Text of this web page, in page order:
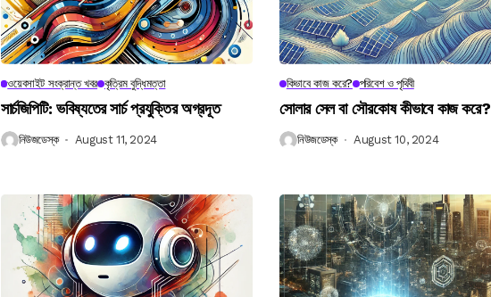
ওয়েবসাইট সংক্রান্ত খবর কৃত্রিম বুদ্ধিমত্তা
সার্চজিপিটি: ভবিষ্যতের সার্চ প্রযুক্তির অগ্রদূত
নিউজডেস্ক August 11, 2024
কিভাবে কাজ করে? পরিবেশ ও পৃথিবী
সোলার সেল বা সৌরকোষ কীভাবে কাজ করে?
নিউজডেস্ক August 10, 2024